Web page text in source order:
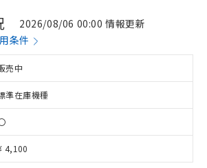
2026/08/06 00:00 情報更新
条件
売中
準在庫機種
4,100